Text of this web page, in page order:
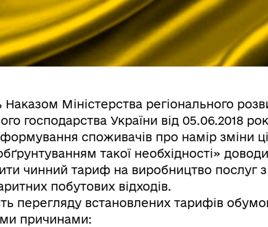
Міністерства регіонального
господарства України від 05.06.2018
споживачів про намір зміни
такої необхідності»
чинний тариф на виробництво послуг
побутових відходів.
перегляду встановлених тарифів
причинами: